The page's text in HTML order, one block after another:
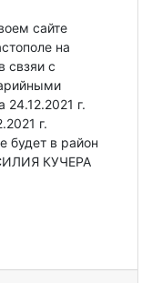
сайте
на
свзяи с
24.12.2021 г.
г.
будет в район
КУЧЕРА